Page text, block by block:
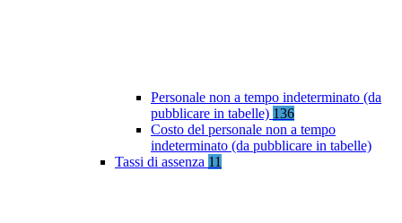
Personale non a tempo indeterminato (da
pubblicare in tabelle) 136
Costo del personale non a tempo
indeterminato (da pubblicare in tabelle)
Tassi di assenza 11